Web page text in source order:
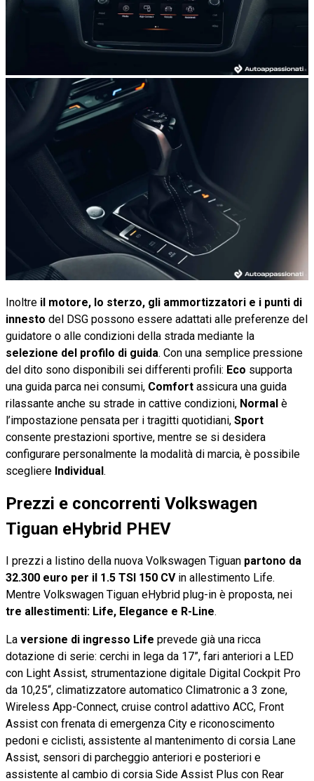
Inoltre il motore, lo sterzo, gli ammortizzatori e i punti di
innesto del DSG possono essere adattati alle preferenze del
guidatore o alle condizioni della strada mediante la
selezione del profilo di guida. Con una semplice pressione
del dito sono disponibili sei differenti profili: Eco supporta
una guida parca nei consumi, Comfort assicura una guida
rilassante anche su strade in cattive condizioni, Normal è
l’impostazione pensata per i tragitti quotidiani, Sport
consente prestazioni sportive, mentre se si desidera
configurare personalmente la modalità di marcia, è possibile
scegliere Individual.
Prezzi e concorrenti Volkswagen
Tiguan eHybrid PHEV
I prezzi a listino della nuova Volkswagen Tiguan partono da
32.300 euro per il 1.5 TSI 150 CVin allestimento Life.
Mentre Volkswagen Tiguan eHybrid plug-in è proposta, nei
tre allestimenti: Life, Elegance e R-Line.
La versione di ingresso Life prevede già una ricca
dotazione di serie: cerchi in lega da 17”, fari anteriori a LED
con Light Assist, strumentazione digitale Digital Cockpit Pro
da 10,25“, climatizzatore automatico Climatronic a 3 zone,
Wireless App-Connect, cruise control adattivo ACC, Front
Assist con frenata di emergenza City e riconoscimento
pedoni e ciclisti, assistente al mantenimento di corsia Lane
Assist, sensori di parcheggio anteriori e posteriori e
assistente al cambio di corsia Side Assist Plus con Rear